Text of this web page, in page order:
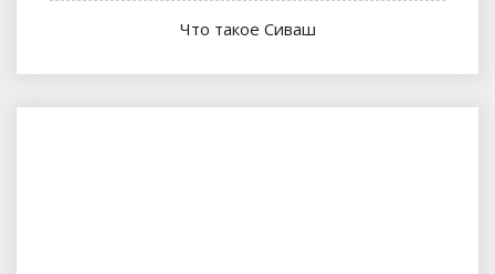
Что такое Сиваш